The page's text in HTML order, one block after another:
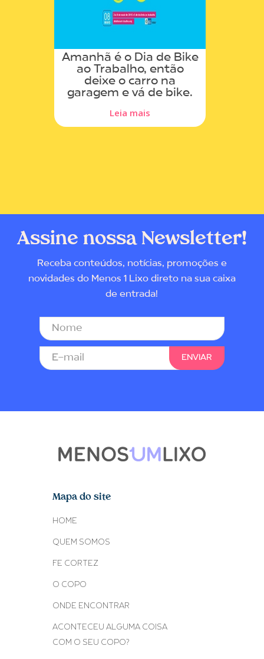
Amanhã é o Dia de Bike
ao Trabalho, então
deixe o carro na
garagem e vá de bike.
Leia mais
Assine nossa Newsletter!
Receba conteúdos, notícias, promoções e
novidades do Menos 1 Lixo direto na sua caixa
de entrada!
Mapa do site
HOME
QUEM SOMOS
FE CORTEZ
O COPO
ONDE ENCONTRAR
ACONTECEU ALGUMA COISA
COM O SEU COPO?